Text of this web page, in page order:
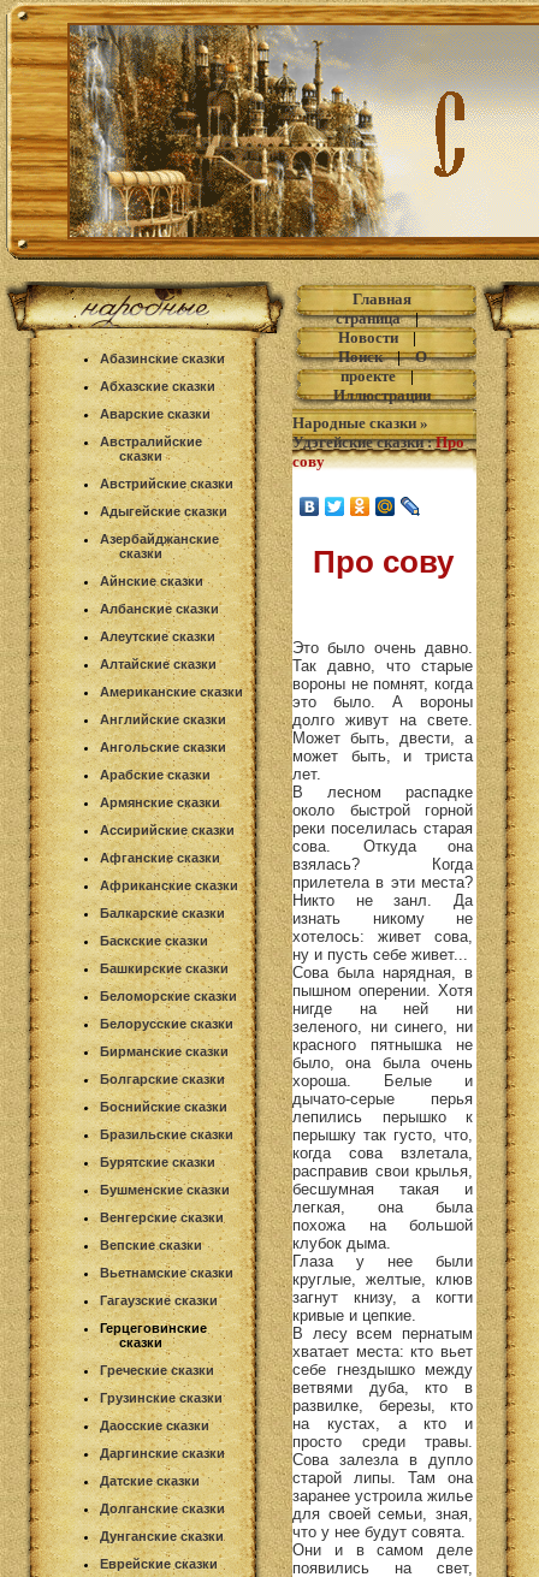
Абазинские сказки
Абхазские сказки
Аварские сказки
Австралийские
сказки
Австрийские сказки
Адыгейские сказки
Азербайджанские
сказки
Айнские сказки
Албанские сказки
Алеутские сказки
Алтайские сказки
Американские сказки
Английские сказки
Ангольские сказки
Арабские сказки
Армянские сказки
Ассирийские сказки
Афганские сказки
Африканские сказки
Балкарские сказки
Баскские сказки
Башкирские сказки
Беломорские сказки
Белорусские сказки
Бирманские сказки
Болгарские сказки
Боснийские сказки
Бразильские сказки
Бурятские сказки
Бушменские сказки
Венгерские сказки
Вепские сказки
Вьетнамские сказки
Гагаузские сказки
Герцеговинские
сказки
Греческие сказки
Грузинские сказки
Даосские сказки
Даргинские сказки
Датские сказки
Долганские сказки
Дунганские сказки
Еврейские сказки
Главная
страница|
Новости|
Поиск|О
проекте|
Иллюстрации
Народные сказки »
Удэгейские сказки: Про
сову
Про сову
Это было очень давно.
Так давно, что старые
вороны не помнят, когда
это было. А вороны
долго живут на свете.
Может быть, двести, а
может быть, и триста
лет.
В лесном распадке
около быстрой горной
реки поселилась старая
сова. Откуда она
взялась? Когда
прилетела в эти места?
Никто не занл. Да
изнать никому не
хотелось: живет сова,
ну и пусть себе живет...
Сова была нарядная, в
пышном оперении. Хотя
нигде на ней ни
зеленого, ни синего, ни
красного пятнышка не
было, она была очень
хороша. Белые и
дычато-серые перья
лепились перышко к
перышку так густо, что,
когда сова взлетала,
расправив свои крылья,
бесшумная такая и
легкая, она была
похожа на большой
клубок дыма.
Глаза у нее были
круглые, желтые, клюв
загнут книзу, а когти
кривые и цепкие.
В лесу всем пернатым
хватает места: кто вьет
себе гнездышко между
ветвями дуба, кто в
развилке, березы, кто
на кустах, а кто и
просто среди травы.
Сова залезла в дупло
старой липы. Там она
заранее устроила жилье
для своей семьи, зная,
что у нее будут совята.
Они и в самом деле
появились на свет,